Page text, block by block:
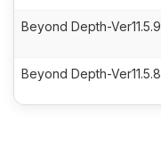
Beyond Depth-Ver11.5.9
Beyond Depth-Ver11.5.8